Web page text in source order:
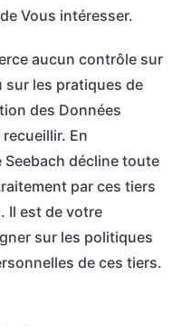
Vous intéresser.
aucun contrôle sur
sur les pratiques de
des Données
En
décline toute
par ces tiers
Il est de votre
sur les politiques
de ces tiers.